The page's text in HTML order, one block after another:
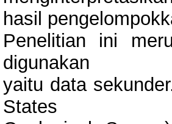
hasil
Penelitian ini
digunakan
yaitu data
States